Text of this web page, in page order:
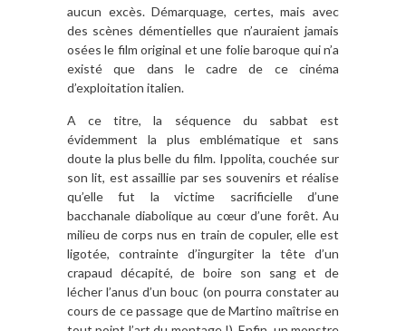
aucun excès. Démarquage, certes, mais avec
des scènes démentielles que n’auraient jamais
osées le film original et une folie baroque qui n’a
existé que dans le cadre de ce cinéma
d’exploitation italien.
A ce titre, la séquence du sabbat est
évidemment la plus emblématique et sans
doute la plus belle du film. Ippolita, couchée sur
son lit, est assaillie par ses souvenirs et réalise
qu’elle fut la victime sacrificielle d’une
bacchanale diabolique au cœur d’une forêt. Au
milieu de corps nus en train de copuler, elle est
ligotée, contrainte d’ingurgiter la tête d’un
crapaud décapité, de boire son sang et de
lécher l’anus d’un bouc (on pourra constater au
cours de ce passage que de Martino maîtrise en